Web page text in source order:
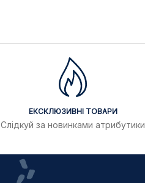
ЕКСКЛЮЗИВНІ ТОВАРИ
Слідкуй за новинками атрибутики